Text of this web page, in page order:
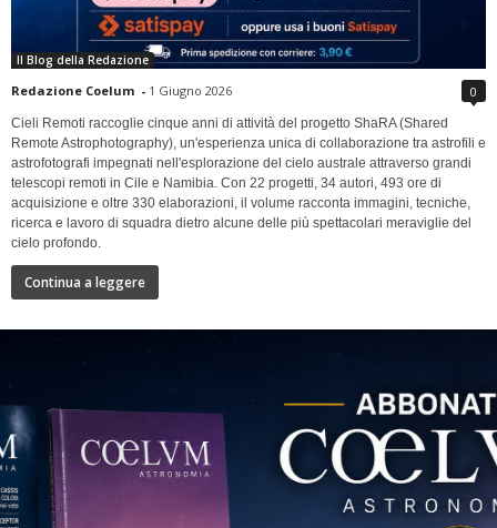
Il Blog della Redazione
Redazione Coelum - 1 Giugno 2026 0
Cieli Remoti raccoglie cinque anni di attività del progetto ShaRA (Shared
Remote Astrophotography), un'esperienza unica di collaborazione tra astrofili e
astrofotografi impegnati nell'esplorazione del cielo australe attraverso grandi
telescopi remoti in Cile e Namibia. Con 22 progetti, 34 autori, 493 ore di
acquisizione e oltre 330 elaborazioni, il volume racconta immagini, tecniche,
ricerca e lavoro di squadra dietro alcune delle più spettacolari meraviglie del
cielo profondo.
Continua a leggere